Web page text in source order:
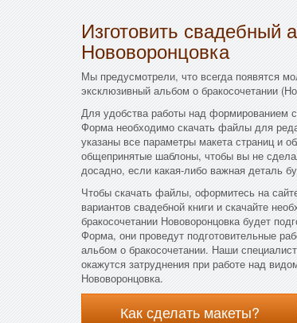
Изготовить свадебный
Нововоронцовка
Мы предусмотрели, что всегда появятся
эксклюзивный альбом о бракосочетании
Для удобства работы над формированием
Форма необходимо скачать файлы для
указаны все параметры макета страниц и
общепринятые шаблоны, чтобы вы не
досадно, если какая-либо важная деталь
Чтобы скачать файлы, оформитесь на
вариантов свадебной книги и скачайте
бракосочетании Нововоронцовка будет
Форма, они проведут подготовительные
альбом о бракосочетании. Наши
окажутся затруднения при работе над
Нововоронцовка.
Как сделать макеты?